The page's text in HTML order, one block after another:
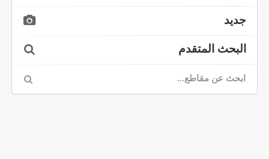
جديد
البحث المتقدم